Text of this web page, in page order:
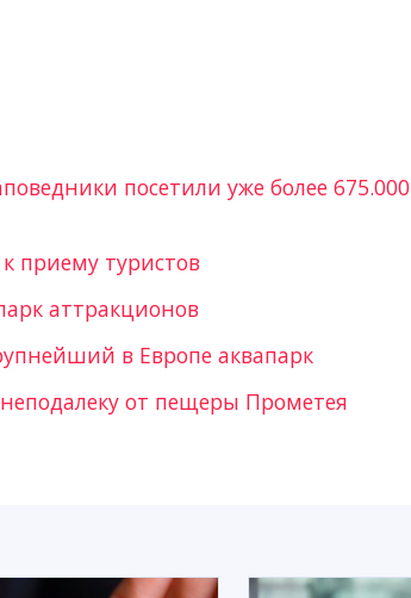
посетили уже более 675.000
приему туристов
аттракционов
в Европе аквапарк
от пещеры Прометея